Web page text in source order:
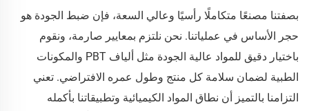
بصفتنا مصنعًا متكاملًا رأسيًا وعالي السعة، فإن ضبط الجودة هو
حجر الأساس في عملياتنا. نحن نلتزم بمعايير صارمة، ونقوم
باختيار دقيق للمواد عالية الجودة مثل ألياف PBT والمكونات
الطبية لضمان سلامة كل منتج وطول عمره الافتراضي. تعني
التزامنا بالتميز أن نطاق المواد الكيميائية وتطبيقاتنا بأكمله